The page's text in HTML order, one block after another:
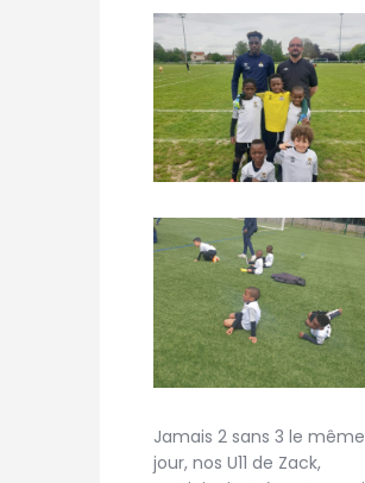
Jamais 2 sans 3 le même
jour, nos U11 de Zack,